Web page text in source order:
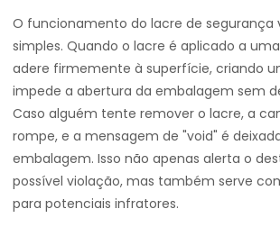
O funcionamento do lacre de segurança
simples. Quando o lacre é aplicado a
adere firmemente à superfície, criando
impede a abertura da embalagem sem
Caso alguém tente remover o lacre, a
rompe, e a mensagem de "void" é
embalagem. Isso não apenas alerta o
possível violação, mas também serve
para potenciais infratores.